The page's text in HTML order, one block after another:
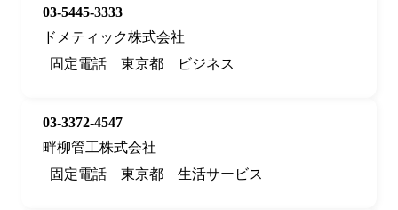
03-5445-3333
ドメティック株式会社
固定電話
東京都 ビジネス
03-3372-4547
畔柳管工株式会社
固定電話
東京都 生活サービス